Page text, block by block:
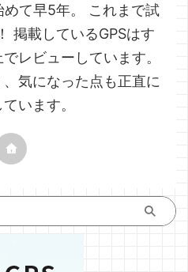
めて早5年。 これまで試
掲載しているGPSはす
レビューしています。
気になった点も正直に
います。